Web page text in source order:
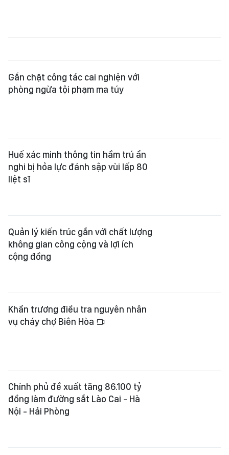
Gắn chặt công tác cai nghiện với
phòng ngừa tội phạm ma túy
Huế xác minh thông tin hầm trú ẩn
nghi bị hỏa lực đánh sập vùi lấp 80
liệt sĩ
Quản lý kiến trúc gắn với chất lượng
không gian công cộng và lợi ích
cộng đồng
Khẩn trương điều tra nguyên nhân
vụ cháy chợ Biên Hòa
Chính phủ đề xuất tăng 86.100 tỷ
đồng làm đường sắt Lào Cai - Hà
Nội - Hải Phòng